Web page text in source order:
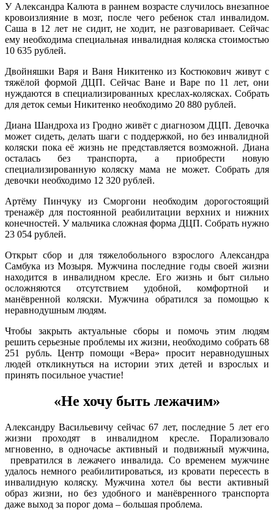
У Александра Калюта в раннем возрасте случилось внезапное
кровоизлияние в мозг, после чего ребенок стал инвалидом.
Саша в 12 лет не сидит, не ходит, не разговаривает. Сейчас
ему необходима специальная инвалидная коляска стоимостью
10 635 рублей.
Двойняшки Варя и Ваня Никитенко из Костюкович живут с
тяжёлой формой ДЦП. Сейчас Ване и Варе по 11 лет, они
нуждаются в специализированных креслах-колясках. Собрать
для деток семьи Никитенко необходимо 20 880 рублей.
Диана Шандроха из Гродно живёт с диагнозом ДЦП. Девочка
может сидеть, делать шаги с поддержкой, но без инвалидной
коляски пока её жизнь не представляется возможной. Диана
осталась без транспорта, а приобрести новую
специализированную коляску мама не может. Собрать для
девочки необходимо 12 320 рублей.
Артёму Пинчуку из Сморгони необходим дорогостоящий
тренажёр для постоянной реабилитации верхних и нижних
конечностей. У мальчика сложная форма ДЦП. Собрать нужно
23 054 рублей.
Открыт сбор и для тяжелобольного взрослого Александра
Самбука из Мозыря. Мужчина последние годы своей жизни
находится в инвалидном кресле. Его жизнь и быт сильно
осложняются отсутствием удобной, комфортной и
манёвренной коляски. Мужчина обратился за помощью к
неравнодушным людям.
Чтобы закрыть актуальные сборы и помочь этим людям
решить серьезные проблемы их жизни, необходимо собрать 68
251 рубль. Центр помощи «Вера» просит неравнодушных
людей откликнуться на истории этих детей и взрослых и
принять посильное участие!
«Не хочу быть лежачим»
Александру Васильевичу сейчас 67 лет, последние 5 лет его
жизни проходят в инвалидном кресле. Порализовало
мгновенно, в одночасье активный и подвижный мужчина,
превратился в лежачего инвалида. Со временем мужчине
удалось немного реабилитироваться, из кровати пересесть в
инвалидную коляску. Мужчина хотел бы вести активный
образ жизни, но без удобного и манёвренного транспорта
даже выход за порог дома – большая проблема.